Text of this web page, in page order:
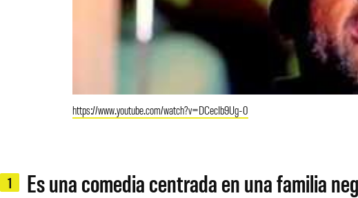
https://www.youtube.com/watch?v=DCecIb9Ug-0
1 Es una comedia centrada en una familia